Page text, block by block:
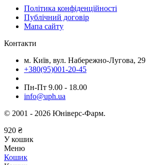
Політика конфіденційності
Публічний договір
Мапа сайту
Контакти
м. Київ, вул. Набережно-Лугова, 29
+380(95)001-20-45
Пн-Пт 9.00 - 18.00
info@uph.ua
© 2001 - 2026 Юніверс-Фарм.
920 ₴
У кошик
Меню
Кошик